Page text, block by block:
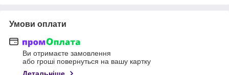
Умови оплати
Ви отримаєте замовлення
або гроші повернуться на вашу картку